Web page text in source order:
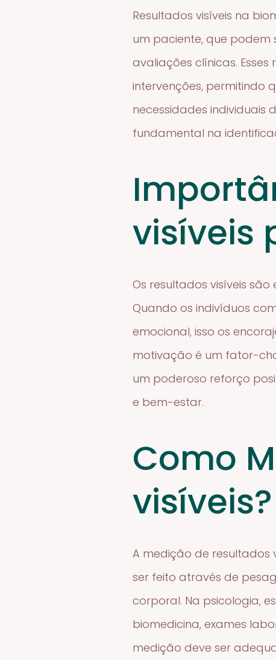
Resultados visíveis na
um paciente, que podem
avaliações clínicas.
intervenções, permitindo
necessidades individuais
fundamental na
visíveis
Os resultados visíveis
Quando os indivíduos
emocional, isso os
motivação é um fator-
um poderoso reforço
e bem-estar.
Como
visíveis?
A medição de resultados
ser feito através de
corporal. Na psicologia,
biomedicina, exames
medição deve ser